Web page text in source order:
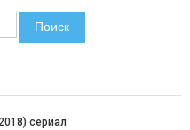
сериал